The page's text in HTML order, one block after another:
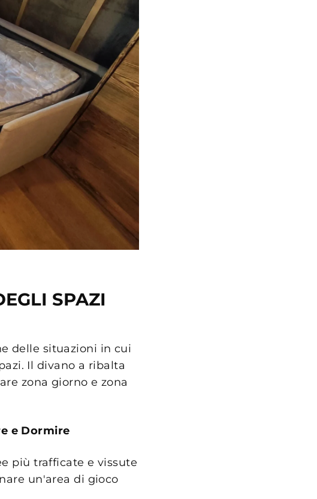
SPAZI
delle situazioni in cui
Il divano a ribalta
zona giorno e zona
e Dormire
più trafficate e vissute
un'area di gioco